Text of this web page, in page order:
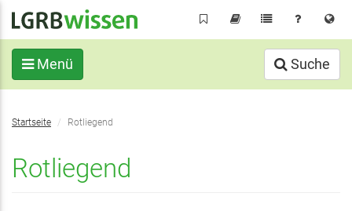
Inhalt
Menü Suche
Sie
hier:
Startseite Rotliegend
Rotliegend